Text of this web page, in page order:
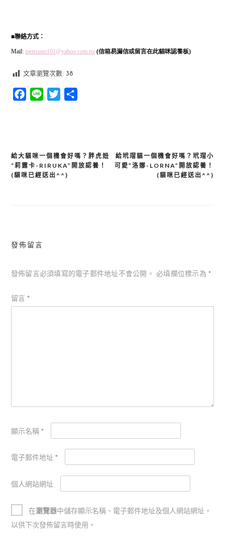
■聯絡方式：
Mail: mensuno101@yahoo.com.tw (信箱易漏信或留言在此貓咪認養板)
文章瀏覽次數: 38
Facebook
Line Twitter
文
章
給玳瑁貓一個機會好嗎？玳瑁小
可愛”洛娜-LORNA”開放認養！
(貓咪已經送出^^)
給大貓咪一個機會好嗎？胖虎妞
“莉露卡-RIRUKA”開放認養！
(貓咪已經送出^^)
發佈留言
發佈留言必須填寫的電子郵件地址不會公開。 必填欄位標示為*
留言 *
顯示名稱 *
電子郵件地址 *
個人網站網址
在瀏覽器中儲存顯示名稱、電子郵件地址及個人網站網址，
以供下次發佈留言時使用。